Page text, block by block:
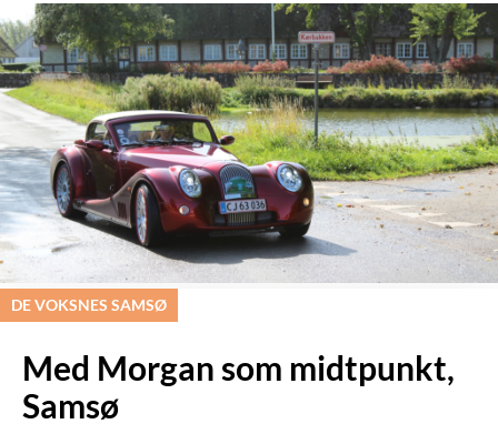
DE VOKSNES SAMSØ
Med Morgan som midtpunkt,
Samsø